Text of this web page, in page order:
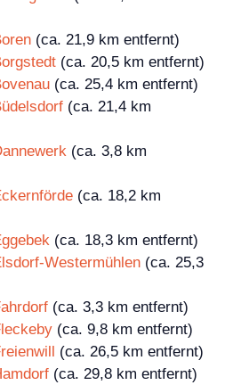
(ca. 21,9 km entfernt)
(ca. 20,5 km entfernt)
(ca. 25,4 km entfernt)
(ca. 21,4 km
(ca. 3,8 km
(ca. 18,2 km
(ca. 18,3 km entfernt)
Westermühlen (ca. 25,3
(ca. 3,3 km entfernt)
(ca. 9,8 km entfernt)
(ca. 26,5 km entfernt)
(ca. 29,8 km entfernt)